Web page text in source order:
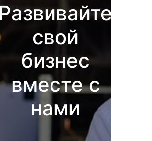
свой
бизнес
вместе с
нами